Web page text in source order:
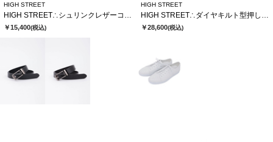
HIGH STREET
HIGH STREET∴シュリンクレザーコンフォートベルト
￥15,400(税込)
HIGH STREET
HIGH STREET∴ダイヤキルト型押しドレススニーカー
￥28,600(税込)